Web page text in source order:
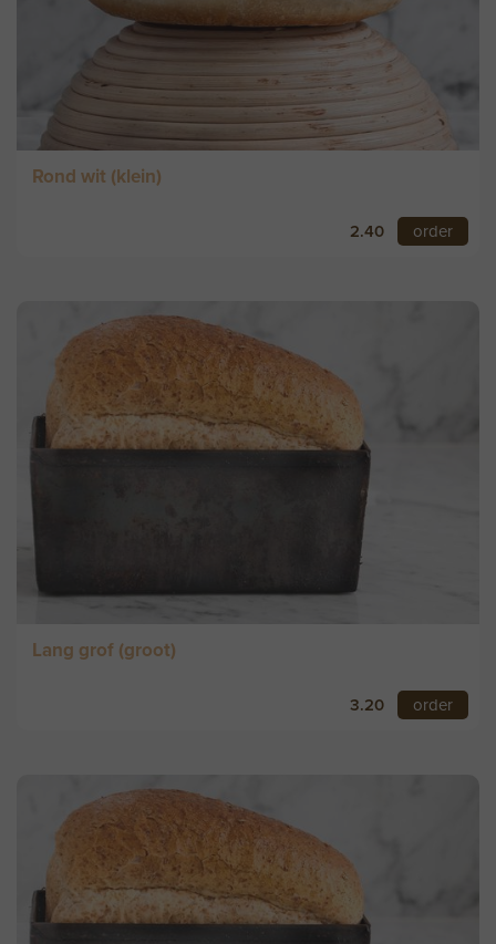
Rond wit (klein)
2.40 order
Lang grof (groot)
3.20 order